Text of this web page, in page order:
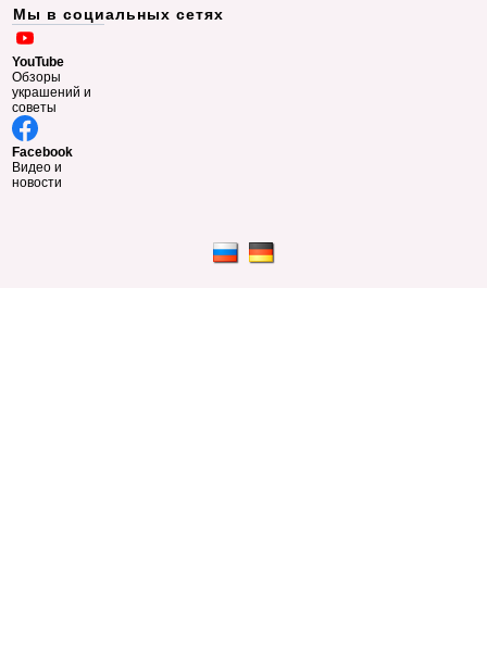
Мы в социальных сетях
YouTube
Обзоры
украшений и
советы
Facebook
Видео и
новости